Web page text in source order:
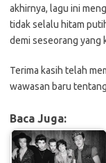
akhirnya, lagu ini
tidak selalu hitam
demi seseorang yang
Terima kasih telah
wawasan baru
Baca Juga: